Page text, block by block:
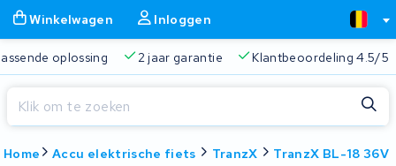
Winkelwagen Inloggen
oplossing 2 jaar garantie Klantbeoordeling 4.5/5
Home Accu elektrische fiets TranzX TranzX BL-18 36V
Sluiten